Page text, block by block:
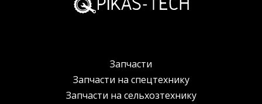
Запчасти
Запчасти на спецтехнику
Запчасти на сельхозтехнику